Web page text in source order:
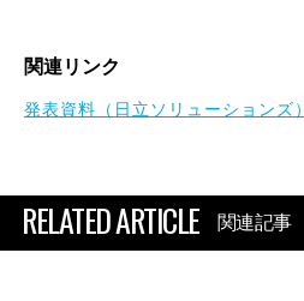
関連リンク
発表資料（日立ソリューションズ）
RELATED ARTICLE 関連記事